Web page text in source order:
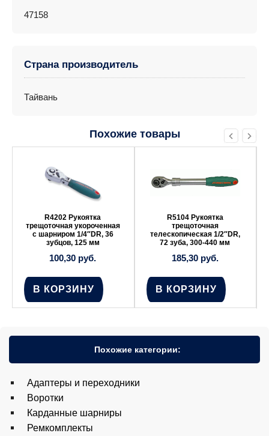
47158
Страна производитель
Тайвань
Похожие товары
R4202 Рукоятка
трещоточная укороченная
с шарниром 1/4″DR, 36
зубцов, 125 мм
100,30 руб.
В КОРЗИНУ
R5104 Рукоятка
трещоточная
телескопическая 1/2″DR,
72 зуба, 300-440 мм
185,30 руб.
В КОРЗИНУ
Похожие категории:
Адаптеры и переходники
Воротки
Карданные шарниры
Ремкомплекты